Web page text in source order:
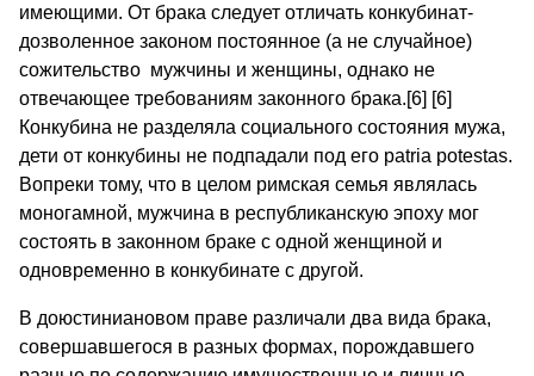
имеющими. От брака следует отличать конкубинат-
дозволенное законом постоянное (а не случайное)
сожительство мужчины и женщины, однако не
отвечающее требованиям законного брака.[6] [6]
Конкубина не разделяла социального состояния мужа,
дети от конкубины не подпадали под его patria potestas.
Вопреки тому, что в целом римская семья являлась
моногамной, мужчина в республиканскую эпоху мог
состоять в законном браке с одной женщиной и
одновременно в конкубинате с другой.
В доюстиниановом праве различали два вида брака,
совершавшегося в разных формах, порождавшего